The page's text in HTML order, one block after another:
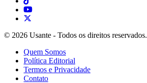
© 2026 Usante - Todos os direitos reservados.
Quem Somos
Política Editorial
Termos e Privacidade
Contato